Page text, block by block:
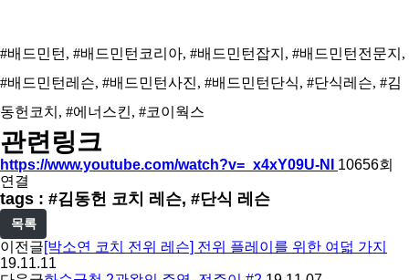
#배드민턴, #배드민턴코리아, #배드민턴잡지, #배드민턴전문지,
#배드민턴레슨, #배드민턴사진, #배드민턴단식, #단식레슨, #김
동헌코치, #에너스킨, #코이웍스
관련링크
https://www.youtube.com/watch?v=_x4xY09U-NI
10656회
연결
tags : #김동헌 코치 레슨, #단식 레슨
목록
이전글[박소연 코치 전위 레슨] 전위 플레이를 위한 여덟 가지
19.11.11